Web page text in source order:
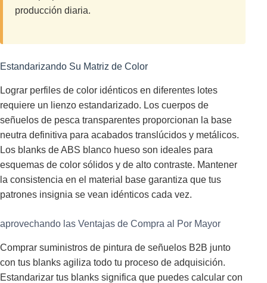
producción diaria.
Estandarizando Su Matriz de Color
Lograr perfiles de color idénticos en diferentes lotes
requiere un lienzo estandarizado. Los cuerpos de
señuelos de pesca transparentes proporcionan la base
neutra definitiva para acabados translúcidos y metálicos.
Los blanks de ABS blanco hueso son ideales para
esquemas de color sólidos y de alto contraste. Mantener
la consistencia en el material base garantiza que tus
patrones insignia se vean idénticos cada vez.
aprovechando las Ventajas de Compra al Por Mayor
Comprar suministros de pintura de señuelos B2B junto
con tus blanks agiliza todo tu proceso de adquisición.
Estandarizar tus blanks significa que puedes calcular con